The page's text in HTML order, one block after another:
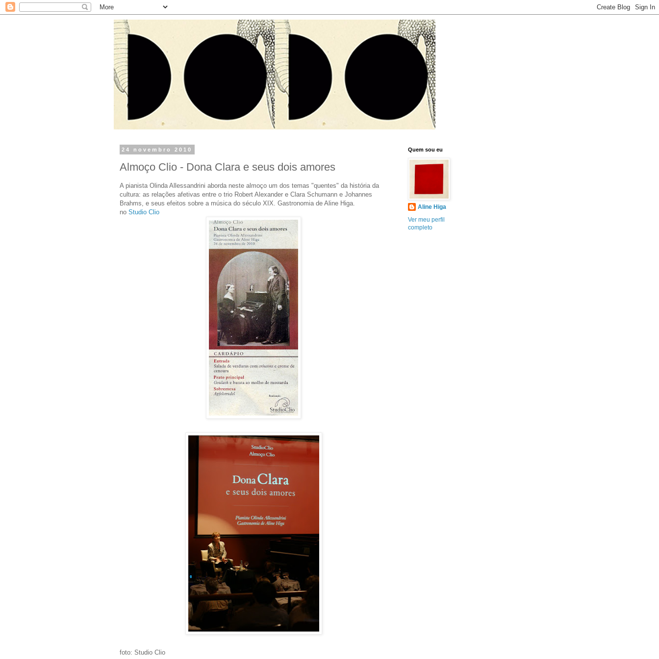
24 novembro 2010
Almoço Clio - Dona Clara e seus dois amores
A pianista Olinda Allessandrini aborda neste almoço um dos temas "quentes" da história da
cultura: as relações afetivas entre o trio Robert Alexander e Clara Schumann e Johannes
Brahms, e seus efeitos sobre a música do século XIX. Gastronomia de Aline Higa.
no Studio Clio
foto: Studio Clio
Quem sou eu
Aline Higa
Ver meu perfil
completo